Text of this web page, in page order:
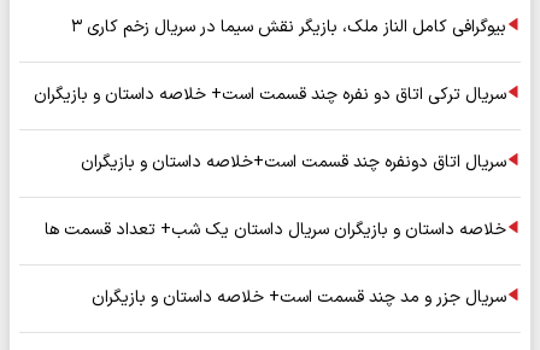
بیوگرافی کامل الناز ملک، بازیگر نقش سیما در سریال زخم کاری ۳
سریال ترکی اتاق دو نفره چند قسمت است+ خلاصه داستان و بازیگران
سریال اتاق دونفره چند قسمت است+خلاصه داستان و بازیگران
خلاصه داستان و بازیگران سریال داستان یک شب+ تعداد قسمت ها
سریال جزر و مد چند قسمت است+ خلاصه داستان و بازیگران